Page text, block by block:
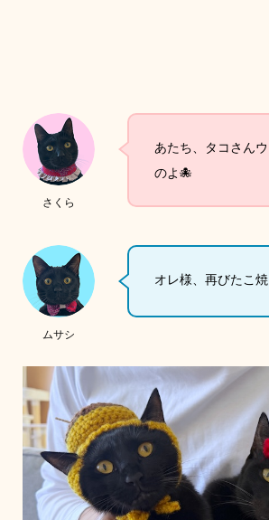
さくら
あたち、タコさん
のよ🐙
ムサシ
オレ様、再びたこ